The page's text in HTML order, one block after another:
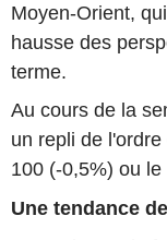
Moyen-Orient,
hausse des
terme.
Au cours de la
un repli de
100 (-0,5%) ou
Une tendance